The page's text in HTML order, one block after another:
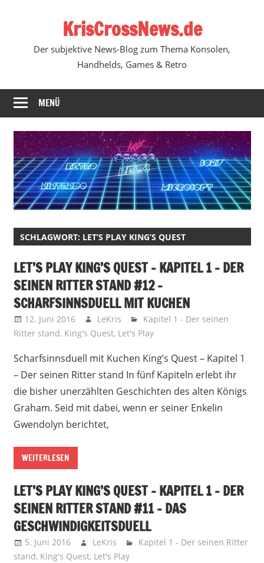
KrisCrossNews.de
Der subjektive News-Blog zum Thema Konsolen,
Handhelds, Games & Retro
MENÜ
SCHLAGWORT: LET’S PLAY KING’S QUEST
LET’S PLAY KING’S QUEST – KAPITEL 1 – DER
SEINEN RITTER STAND #12 –
SCHARFSINNSDUELL MIT KUCHEN
12. Juni 2016 LeKris
Kapitel 1 - Der seinen
Ritter stand, King's Quest, Let's Play
Scharfsinnsduell mit Kuchen King’s Quest – Kapitel 1
– Der seinen Ritter stand In fünf Kapiteln erlebt ihr
die bisher unerzählten Geschichten des alten Königs
Graham. Seid mit dabei, wenn er seiner Enkelin
Gwendolyn berichtet,
WEITERLESEN
LET’S PLAY KING’S QUEST – KAPITEL 1 – DER
SEINEN RITTER STAND #11 – DAS
GESCHWINDIGKEITSDUELL
5. Juni 2016 LeKris
Kapitel 1 - Der seinen Ritter
stand, King's Quest, Let's Play